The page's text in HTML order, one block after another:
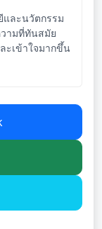
และนวัตกรรม
ามที่ทันสมัย
ะเข้าใจมากขึ้น